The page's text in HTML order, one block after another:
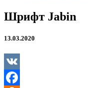
Шрифт
Jabin
Шрифт Jabin
13.03.2020
VK